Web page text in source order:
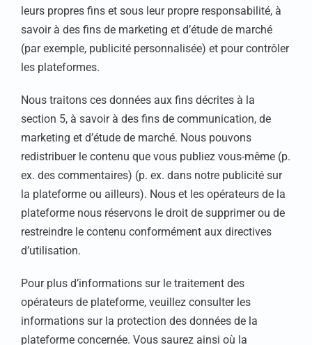
leurs propres fins et sous leur propre responsabilité, à
savoir à des fins de marketing et d’étude de marché
(par exemple, publicité personnalisée) et pour contrôler
les plateformes.
Nous traitons ces données aux fins décrites à la
section 5, à savoir à des fins de communication, de
marketing et d’étude de marché. Nous pouvons
redistribuer le contenu que vous publiez vous-même (p.
ex. des commentaires) (p. ex. dans notre publicité sur
la plateforme ou ailleurs). Nous et les opérateurs de la
plateforme nous réservons le droit de supprimer ou de
restreindre le contenu conformément aux directives
d’utilisation.
Pour plus d’informations sur le traitement des
opérateurs de plateforme, veuillez consulter les
informations sur la protection des données de la
plateforme concernée. Vous saurez ainsi où la